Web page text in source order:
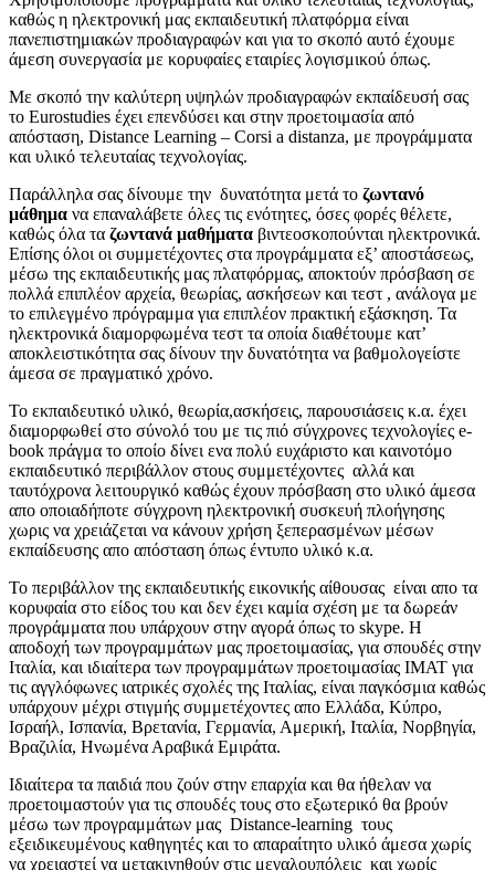
καθώς η ηλεκτρονική μας εκπαιδευτική πλατφόρμα είναι
πανεπιστημιακών προδιαγραφών και για το σκοπό αυτό έχουμε
άμεση συνεργασία με κορυφαίες εταιρίες λογισμικού όπως.
Με σκοπό την καλύτερη υψηλών προδιαγραφών εκπαίδευσή σας
το Eurostudies έχει επενδύσει και στην προετοιμασία από
απόσταση, Distance Learning – Corsi a distanza, με προγράμματα
και υλικό τελευταίας τεχνολογίας.
Παράλληλα σας δίνουμε την δυνατότητα μετά το ζωντανό
μάθημα να επαναλάβετε όλες τις ενότητες, όσες φορές θέλετε,
καθώς όλα τα ζωντανά μαθήματα βιντεοσκοπούνται ηλεκτρονικά.
Επίσης όλοι οι συμμετέχοντες στα προγράμματα εξ’ αποστάσεως,
μέσω της εκπαιδευτικής μας πλατφόρμας, αποκτούν πρόσβαση σε
πολλά επιπλέον αρχεία, θεωρίας, ασκήσεων και τεστ , ανάλογα με
το επιλεγμένο πρόγραμμα για επιπλέον πρακτική εξάσκηση. Τα
ηλεκτρονικά διαμορφωμένα τεστ τα οποία διαθέτουμε κατ’
αποκλειστικότητα σας δίνουν την δυνατότητα να βαθμολογείστε
άμεσα σε πραγματικό χρόνο.
Το εκπαιδευτικό υλικό, θεωρία,ασκήσεις, παρουσιάσεις κ.α. έχει
διαμορφωθεί στο σύνολό του με τις πιό σύγχρονες τεχνολογίες e-
book πράγμα το οποίο δίνει ενα πολύ ευχάριστο και καινοτόμο
εκπαιδευτικό περιβάλλον στους συμμετέχοντες αλλά και
ταυτόχρονα λειτουργικό καθώς έχουν πρόσβαση στο υλικό άμεσα
απο οποιαδήποτε σύγχρονη ηλεκτρονική συσκευή πλοήγησης
χωρις να χρειάζεται να κάνουν χρήση ξεπερασμένων μέσων
εκπαίδευσης απο απόσταση όπως έντυπο υλικό κ.α.
Το περιβάλλον της εκπαιδευτικής εικονικής αίθουσας είναι απο τα
κορυφαία στο είδος του και δεν έχει καμία σχέση με τα δωρεάν
προγράμματα που υπάρχουν στην αγορά όπως το skype. Η
αποδοχή των προγραμμάτων μας προετοιμασίας, για σπουδές στην
Ιταλία, και ιδιαίτερα των προγραμμάτων προετοιμασίας ΙΜΑΤ για
τις αγγλόφωνες ιατρικές σχολές της Ιταλίας, είναι παγκόσμια καθώς
υπάρχουν μέχρι στιγμής συμμετέχοντες απο Ελλάδα, Κύπρο,
Ισραήλ, Ισπανία, Βρετανία, Γερμανία, Αμερική, Ιταλία, Νορβηγία,
Βραζιλία, Ηνωμένα Αραβικά Εμιράτα.
Ιδιαίτερα τα παιδιά που ζούν στην επαρχία και θα ήθελαν να
προετοιμαστούν για τις σπουδές τους στο εξωτερικό θα βρούν
μέσω των προγραμμάτων μας Distance-learning τους
εξειδικευμένους καθηγητές και το απαραίτητο υλικό άμεσα χωρίς
να χρειαστεί να μετακινηθούν στις μεγαλουπόλεις και χωρίς